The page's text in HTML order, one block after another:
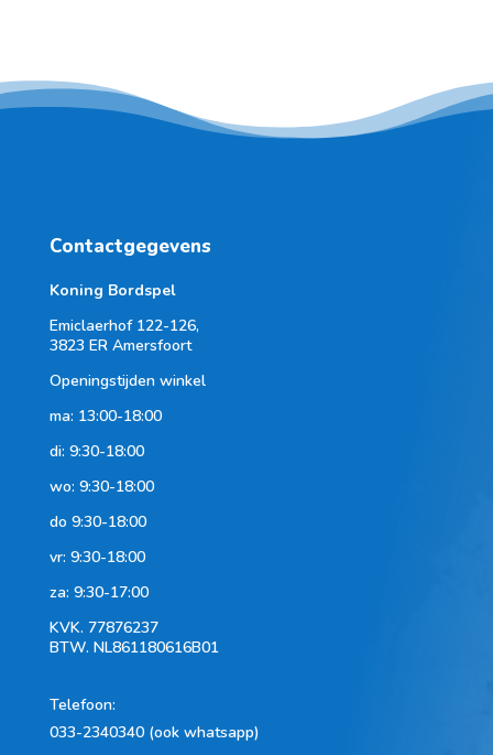
Contactgegevens
Koning Bordspel
Emiclaerhof 122-126,
3823 ER Amersfoort
Openingstijden winkel
ma: 13:00-18:00
di: 9:30-18:00
wo: 9:30-18:00
do 9:30-18:00
vr: 9:30-18:00
za: 9:30-17:00
KVK. 77876237
BTW. NL861180616B01
Telefoon:
033-2340340 (ook whatsapp)